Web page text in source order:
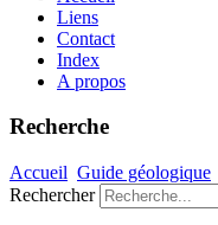
Liens
Contact
Index
A propos
Recherche
Accueil Guide géologique
Rechercher